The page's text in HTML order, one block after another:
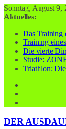
Zum
Inhalt
Sonntag, August 9,
Aktuelles:
Das Training
Training
Die vierte
Studie:
Triathlon:
DER